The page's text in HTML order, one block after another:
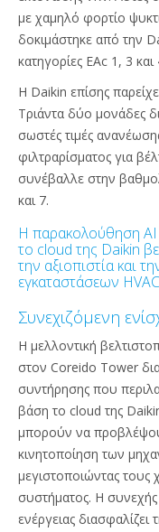
με χαμηλό φορτίο
δοκιμάστηκε από την
κατηγορίες EAc 1, 3 και
Η Daikin επίσης
Τριάντα δύο μονάδες
σωστές τιμές
φιλτραρίσματος για
συνέβαλλε στην
και 7.
Η παρακολούθηση
το cloud της Daikin
την αξιοπιστία και
εγκαταστάσεων
Συνεχιζόμενη
Η μελλοντική
στον Coreido Tower
συντήρησης που
βάση το cloud της
μπορούν να
κινητοποίηση των
μεγιστοποιώντας τους
συστήματος. Η
ενέργειας